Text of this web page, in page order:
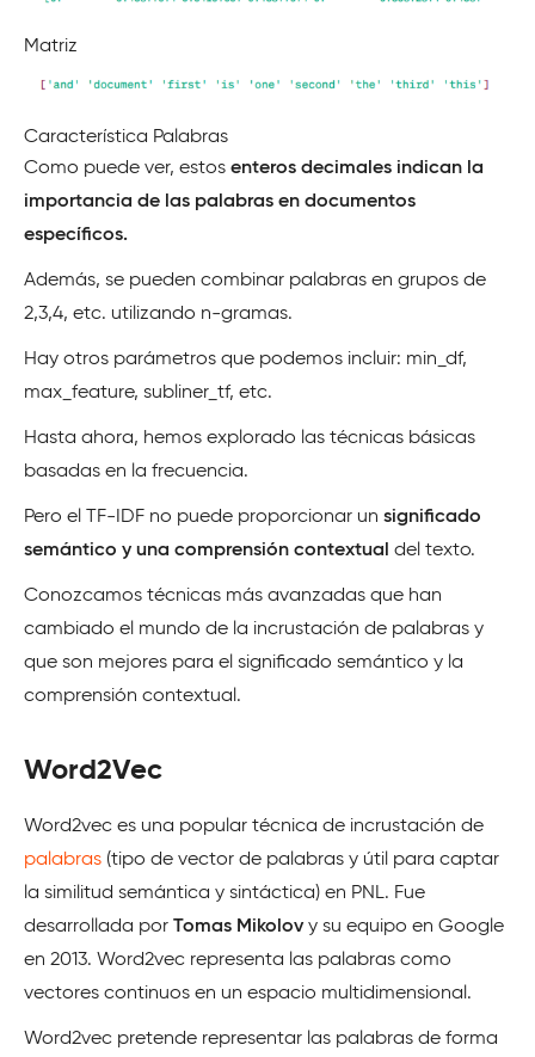
Matriz
Característica Palabras
Como puede ver, estos enteros decimales indican la
importancia de las palabras en documentos
específicos.
Además, se pueden combinar palabras en grupos de
2,3,4, etc. utilizando n-gramas.
Hay otros parámetros que podemos incluir: min_df,
max_feature, subliner_tf, etc.
Hasta ahora, hemos explorado las técnicas básicas
basadas en la frecuencia.
Pero el TF-IDF no puede proporcionar un significado
semántico y una comprensión contextual del texto.
Conozcamos técnicas más avanzadas que han
cambiado el mundo de la incrustación de palabras y
que son mejores para el significado semántico y la
comprensión contextual.
Word2Vec
Word2vec es una popular técnica de incrustación de
palabras (tipo de vector de palabras y útil para captar
la similitud semántica y sintáctica) en PNL. Fue
desarrollada por Tomas Mikolovy su equipo en Google
en 2013. Word2vec representa las palabras como
vectores continuos en un espacio multidimensional.
Word2vec pretende representar las palabras de forma